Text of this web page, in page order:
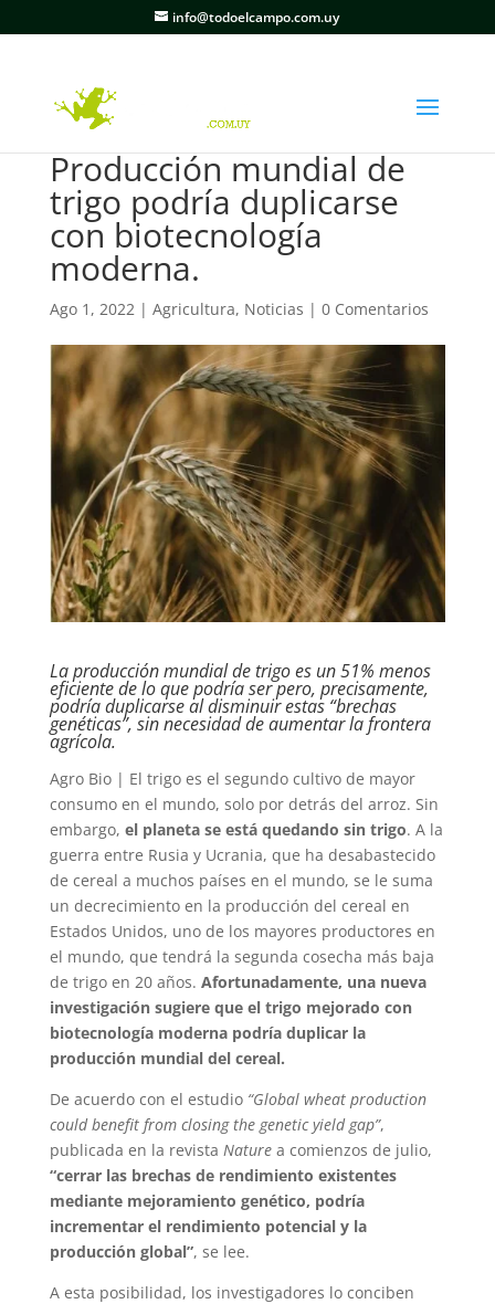
info@todoelcampo.com.uy
Producción mundial de
trigo podría duplicarse
con biotecnología
moderna.
Ago 1, 2022| Agricultura, Noticias | 0 Comentarios
La producción mundial de trigo es un 51% menos
eficiente de lo que podría ser pero, precisamente,
podría duplicarse al disminuir estas “brechas
genéticas”, sin necesidad de aumentar la frontera
agrícola.
Agro Bio | El trigo es el segundo cultivo de mayor
consumo en el mundo, solo por detrás del arroz. Sin
embargo, el planeta se está quedando sin trigo. A la
guerra entre Rusia y Ucrania, que ha desabastecido
de cereal a muchos países en el mundo, se le suma
un decrecimiento en la producción del cereal en
Estados Unidos, uno de los mayores productores en
el mundo, que tendrá la segunda cosecha más baja
de trigo en 20 años. Afortunadamente, una nueva
investigación sugiere que el trigo mejorado con
biotecnología moderna podría duplicar la
producción mundial del cereal.
De acuerdo con el estudio “Global wheat production
could benefit from closing the genetic yield gap”,
publicada en la revista Naturea comienzos de julio,
“cerrar las brechas de rendimiento existentes
mediante mejoramiento genético, podría
incrementar el rendimiento potencial y la
producción global”, se lee.
A esta posibilidad, los investigadores lo conciben